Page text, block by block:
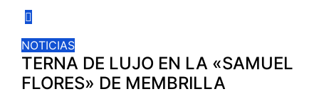
NOTICIAS
TERNA DE LUJO EN LA «SAMUEL
FLORES» DE MEMBRILLA